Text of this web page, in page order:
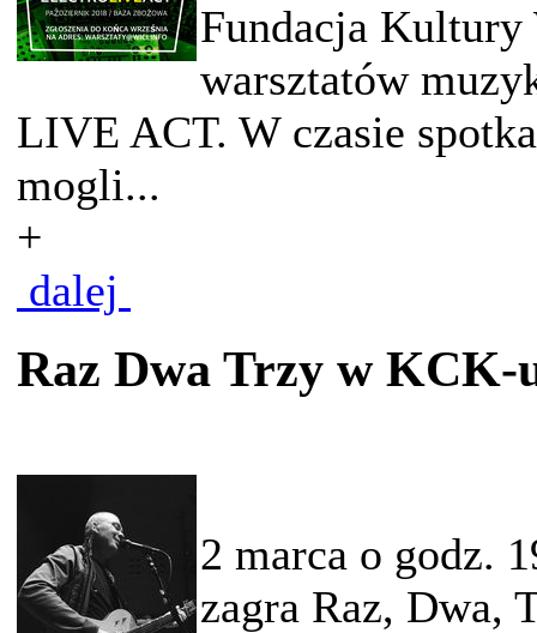
Fundacja Kultury
warsztatów
LIVE ACT. W czasie
mogli...
+
dalej
Raz Dwa Trzy w KCK-
2 marca o godz.
zagra Raz, Dwa,